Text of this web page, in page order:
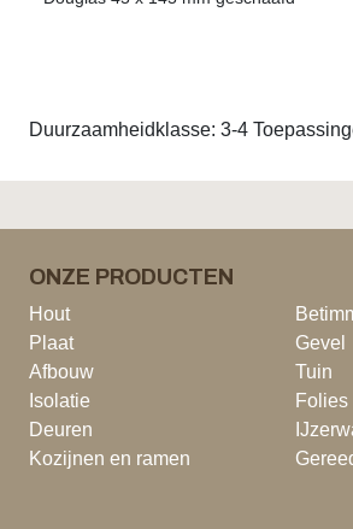
Duurzaamheidklasse: 3-4
ONZE PRODUCTEN
Hout
Plaat
Afbouw
Isolatie
Deuren
Kozijnen en ramen
Gevel
Tuin
Folies